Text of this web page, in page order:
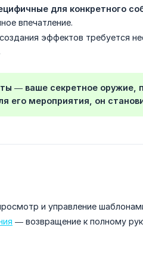
для конкретного
впечатление.
эффектов требуется
— ваше секретное оружие,
его мероприятия, он
и управление
— возвращение к полному